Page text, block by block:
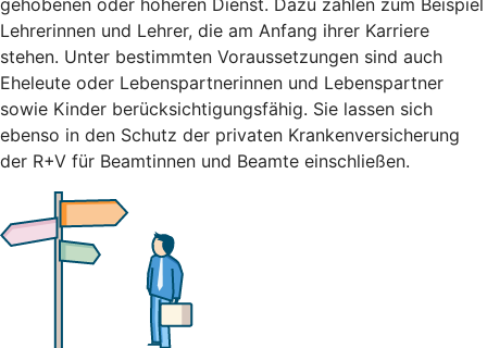
Lehrerinnen und Lehrer, die am Anfang ihrer Karriere
stehen. Unter bestimmten Voraussetzungen sind auch
Eheleute oder Lebenspartnerinnen und Lebenspartner
sowie Kinder berücksichtigungsfähig. Sie lassen sich
ebenso in den Schutz der privaten Krankenversicherung
der R+V für Beamtinnen und Beamte einschließen.